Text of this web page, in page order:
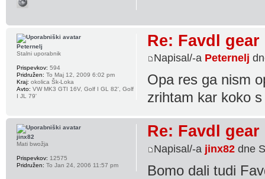
Re: Favdl
Napisal/-a Peternelj
Opa res ga nism
zrihtam kar koko
Peternelj
Stalni uporabnik
Prispevkov: 594
Pridružen: To Maj 12, 2009 6:02 pm
Kraj: okolica Šk-Loka
Avto: VW MK3 GTI 16V, Golf I GL 82', Golf
I JL 79'
Re: Favdl
Napisal/-a jinx82 dne
Bomo dali tudi
jinx82
Mati bwožja
Prispevkov: 12575
Pridružen: To Jan 24, 2006 11:57 pm